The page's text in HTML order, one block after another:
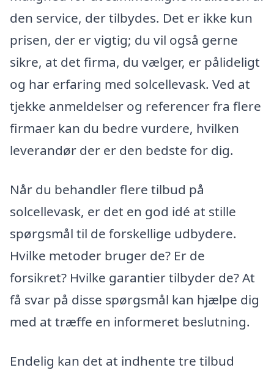
den service, der tilbydes. Det er ikke kun
prisen, der er vigtig; du vil også gerne
sikre, at det firma, du vælger, er pålideligt
og har erfaring med solcellevask. Ved at
tjekke anmeldelser og referencer fra flere
firmaer kan du bedre vurdere, hvilken
leverandør der er den bedste for dig.
Når du behandler flere tilbud på
solcellevask, er det en god idé at stille
spørgsmål til de forskellige udbydere.
Hvilke metoder bruger de? Er de
forsikret? Hvilke garantier tilbyder de? At
få svar på disse spørgsmål kan hjælpe dig
med at træffe en informeret beslutning.
Endelig kan det at indhente tre tilbud